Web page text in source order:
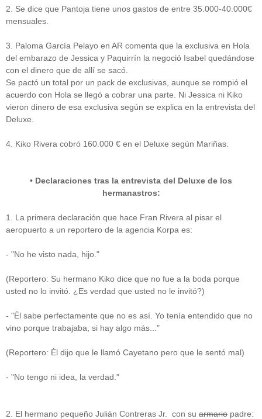
2. Se dice que Pantoja tiene unos gastos de entre 35.000-40.000€
mensuales.
3. Paloma García Pelayo en AR comenta que la exclusiva en Hola
del embarazo de Jessica y Paquirrín la negoció Isabel quedándose
con el dinero que de allí se sacó.
Se pactó un total por un pack de exclusivas, aunque se rompió el
acuerdo con Hola se llegó a cobrar una parte. Ni Jessica ni Kiko
vieron dinero de esa exclusiva según se explica en la entrevista del
Deluxe.
4. Kiko Rivera cobró 160.000 € en el Deluxe según Mariñas.
• Declaraciones tras la entrevista del Deluxe de los
hermanastros:
1. La primera declaración que hace Fran Rivera al pisar el
aeropuerto a un reportero de la agencia Korpa es:
- "No he visto nada, hijo."
(Reportero: Su hermano Kiko dice que no fue a la boda porque
usted no lo invitó. ¿Es verdad que usted no le invitó?)
- "Él sabe perfectamente que no es así. Yo tenía entendido que no
vino porque trabajaba, si hay algo más..."
(Reportero: Él dijo que le llamó Cayetano pero que le sentó mal)
- "No tengo ni idea, la verdad."
2. El hermano pequeño Julián Contreras Jr. con su armario padre: